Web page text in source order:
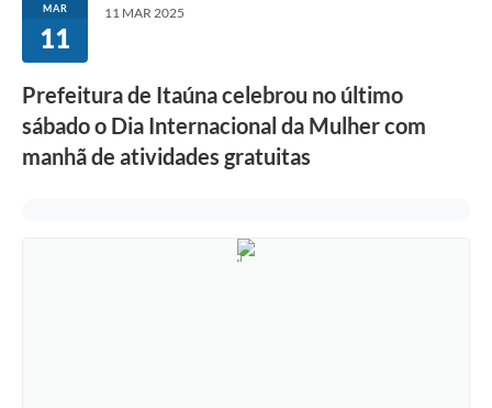
MAR
11
11 MAR 2025
Prefeitura de Itaúna celebrou no último
sábado o Dia Internacional da Mulher com
manhã de atividades gratuitas